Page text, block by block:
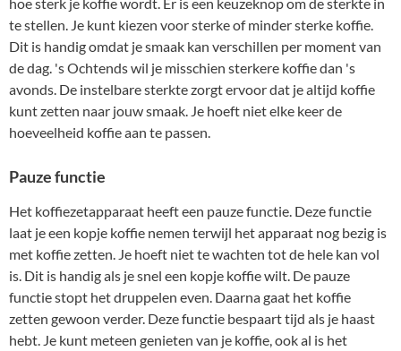
hoe sterk je koffie wordt. Er is een keuzeknop om de sterkte in
te stellen. Je kunt kiezen voor sterke of minder sterke koffie.
Dit is handig omdat je smaak kan verschillen per moment van
de dag. 's Ochtends wil je misschien sterkere koffie dan 's
avonds. De instelbare sterkte zorgt ervoor dat je altijd koffie
kunt zetten naar jouw smaak. Je hoeft niet elke keer de
hoeveelheid koffie aan te passen.
Pauze functie
Het koffiezetapparaat heeft een pauze functie. Deze functie
laat je een kopje koffie nemen terwijl het apparaat nog bezig is
met koffie zetten. Je hoeft niet te wachten tot de hele kan vol
is. Dit is handig als je snel een kopje koffie wilt. De pauze
functie stopt het druppelen even. Daarna gaat het koffie
zetten gewoon verder. Deze functie bespaart tijd als je haast
hebt. Je kunt meteen genieten van je koffie, ook al is het